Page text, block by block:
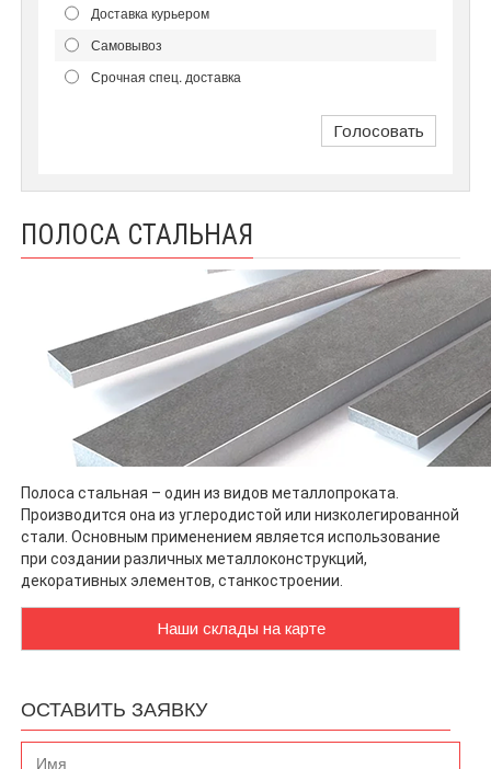
Доставка курьером
Самовывоз
Срочная спец. доставка
Голосовать
ПОЛОСА СТАЛЬНАЯ
Полоса стальная – один из видов металлопроката.
Производится она из углеродистой или низколегированной
стали. Основным применением является использование
при создании различных металлоконструкций,
декоративных элементов, станкостроении.
Наши склады на карте
ОСТАВИТЬ ЗАЯВКУ